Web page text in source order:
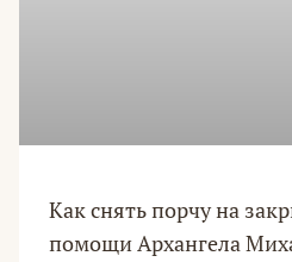
Как снять порчу на
помощи Архангела